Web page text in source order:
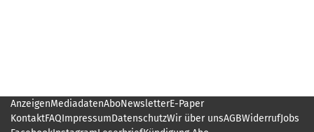
AnzeigenMediadatenAboNewsletterE-Paper
KontaktFAQImpressumDatenschutzWir über unsAGBWiderrufJobs